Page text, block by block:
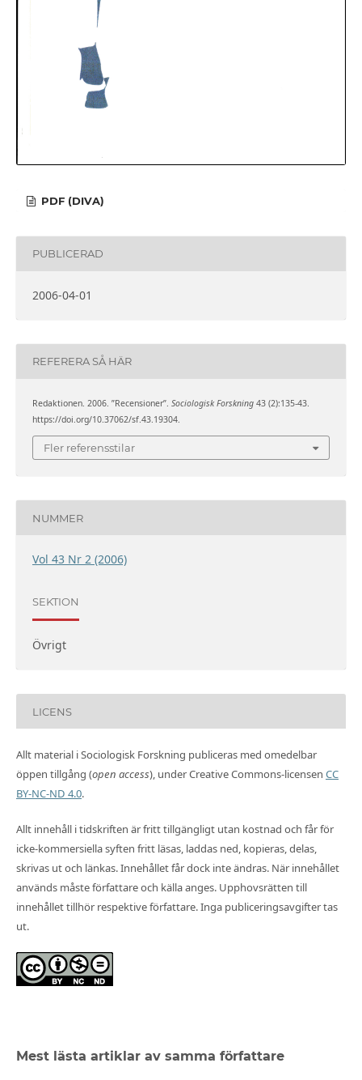
PDF (DIVA)
PUBLICERAD
2006-04-01
REFERERA SÅ HÄR
Redaktionen. 2006. ”Recensioner”. Sociologisk Forskning43 (2):135-43.
https://doi.org/10.37062/sf.43.19304.
Fler referensstilar
NUMMER
Vol 43 Nr 2 (2006)
SEKTION
Övrigt
LICENS
Allt material i Sociologisk Forskning publiceras med omedelbar
öppen tillgång (open access), under Creative Commons-licensen CC
BY-NC-ND 4.0.
Allt innehåll i tidskriften är fritt tillgängligt utan kostnad och får för
icke-kommersiella syften fritt läsas, laddas ned, kopieras, delas,
skrivas ut och länkas. Innehållet får dock inte ändras. När innehållet
används måste författare och källa anges. Upphovsrätten till
innehållet tillhör respektive författare. Inga publiceringsavgifter tas
ut.
Mest lästa artiklar av samma författare